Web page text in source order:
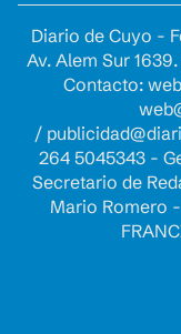
Diario de Cuyo -
Av. Alem Sur
Contacto:
/
264 5045343 -
Secretario de
Mario Romero